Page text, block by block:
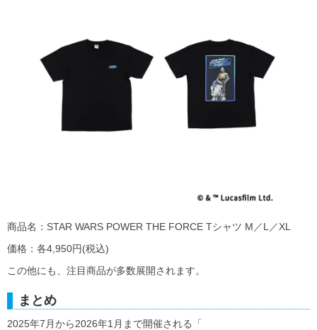
商品名：STAR WARS POWER THE FORCE Tシャツ M／L／XL
価格：各4,950円(税込)
この他にも、注目商品が多数展開されます。
まとめ
2025年7月から2026年1月まで開催される「